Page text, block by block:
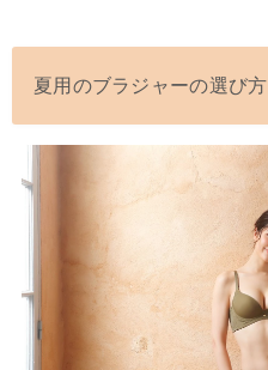
夏用のブラジャーの選び方